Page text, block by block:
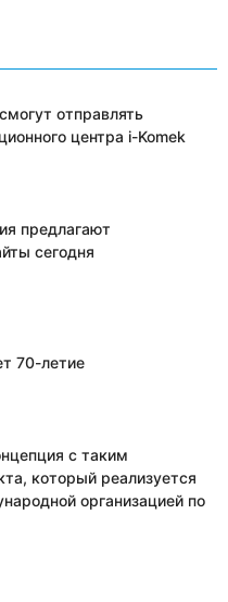
отправлять
центра i-Komek
предлагают
сегодня
70-летие
с таким
который реализуется
организацией по